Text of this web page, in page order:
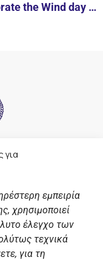
για
εμπειρία
χρησιμοποιεί
έλεγχο των
τεχνικά
για τη
“Celebrate the Wind day Regatta” στον Ν.Ο.Β. για τους μικρούς ιστιοπλόους των Ακαδημιών του Ν.Ο.Β.
n
k
e
d
i
n